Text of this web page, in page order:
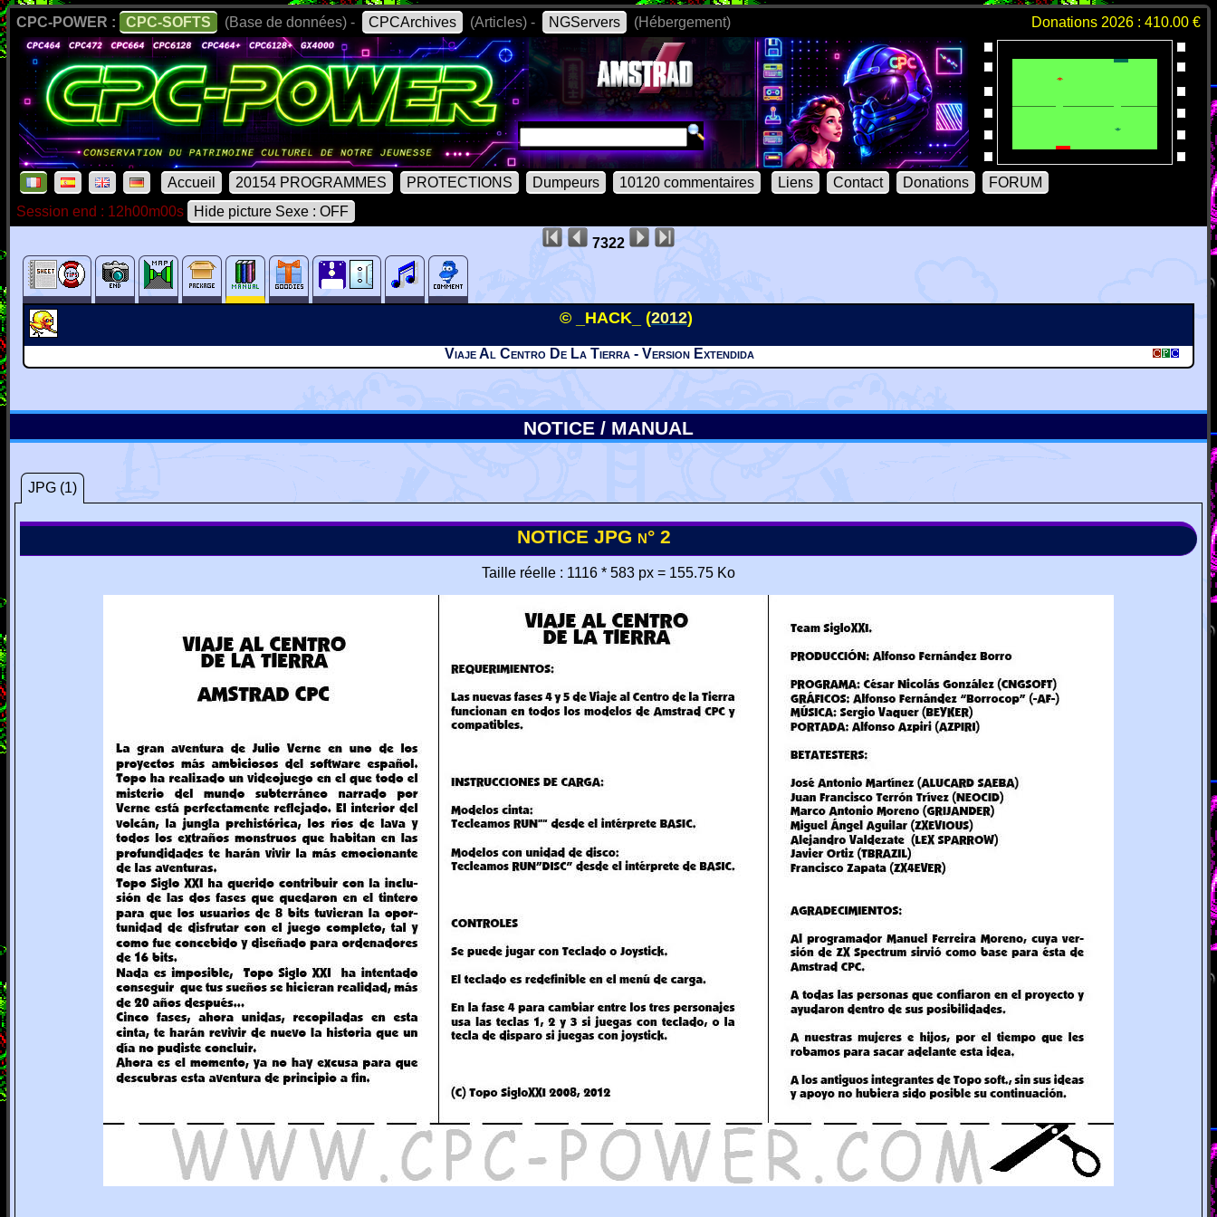
CPC-POWER : CPC-SOFTS (Base de données) - CPCArchives (Articles) - NGServers (Hébergement) Donations 2026 : 410.00 €
Accueil 20154 PROGRAMMES PROTECTIONS Dumpeurs 10120 commentaires Liens Contact Donations
FORUM
Session end : 12h00m00s
Hide picture Sexe : OFF
7322
© _HACK_ (2012)
Viaje Al Centro De La Tierra - Version Extendida
NOTICE / MANUAL
JPG (1)
NOTICE JPG n° 2
Taille réelle : 1116 * 583 px = 155.75 Ko